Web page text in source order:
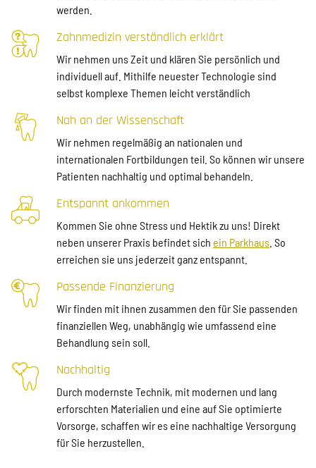
werden.
Zahnmedizin verständlich erklärt
Wir nehmen uns Zeit und klären Sie persönlich und
individuell auf. Mithilfe neuester Technologie sind
selbst komplexe Themen leicht verständlich
Nah an der Wissenschaft
Wir nehmen regelmäßig an nationalen und
internationalen Fortbildungen teil. So können wir unsere
Patienten nachhaltig und optimal behandeln.
Entspannt ankommen
Kommen Sie ohne Stress und Hektik zu uns! Direkt
neben unserer Praxis befindet sich ein Parkhaus . So
erreichen sie uns jederzeit ganz entspannt.
Passende Finanzierung
Wir finden mit ihnen zusammen den für Sie passenden
finanziellen Weg, unabhängig wie umfassend eine
Behandlung sein soll.
Nachhaltig
Durch modernste Technik, mit modernen und lang
erforschten Materialien und eine auf Sie optimierte
Vorsorge, schaffen wir es eine nachhaltige Versorgung
für Sie herzustellen.